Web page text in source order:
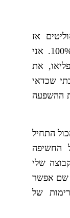
אז
אנחנו כמעט לגמרי פליאו אבל לא 100%. אני
את
שכדאי
ההשפעה
התחיל
החשיפה
שלי
אפשר
של